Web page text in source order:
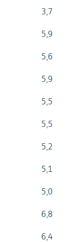
3,7
5,9
5,6
5,9
5,5
5,5
5,2
5,1
5,0
6,8
6,4